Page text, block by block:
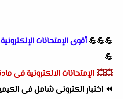
💪💪💪أقوى الإمتحانات
💪
💥💥 الإمتحانات الالكترونية فى
⏪ اختبار الكترونى شامل فى